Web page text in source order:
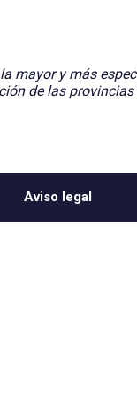
mayor y más
de las provincias
Aviso legal